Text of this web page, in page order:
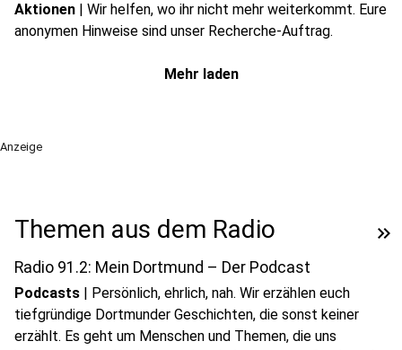
Aktionen | Wir helfen, wo ihr nicht mehr weiterkommt. Eure
anonymen Hinweise sind unser Recherche-Auftrag.
Mehr laden
Anzeige
Themen aus dem Radio keyboard_double_arrow_right
Radio 91.2: Mein Dortmund – Der Podcast
Podcasts | Persönlich, ehrlich, nah. Wir erzählen euch
tiefgründige Dortmunder Geschichten, die sonst keiner
erzählt. Es geht um Menschen und Themen, die uns